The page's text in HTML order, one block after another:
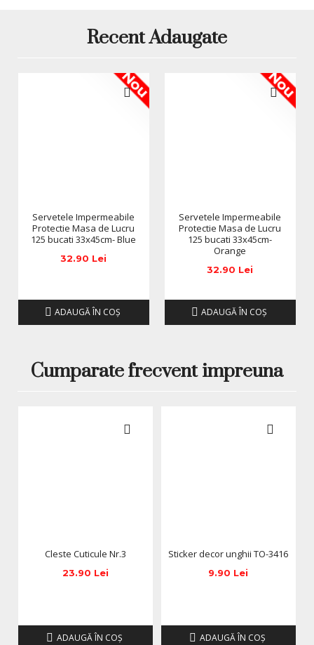
Recent Adaugate
Nou
Servetele Impermeabile
Protectie Masa de Lucru
125 bucati 33x45cm- Blue
32.90 Lei
ADAUGĂ ÎN COŞ
Nou
Servetele Impermeabile
Protectie Masa de Lucru
125 bucati 33x45cm-
Orange
32.90 Lei
ADAUGĂ ÎN COŞ
Cumparate frecvent impreuna
Cleste Cuticule Nr.3
23.90 Lei
ADAUGĂ ÎN COŞ
Sticker decor unghii TO-3416
9.90 Lei
ADAUGĂ ÎN COŞ